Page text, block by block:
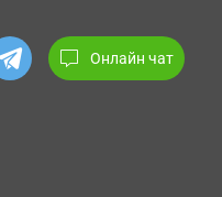
Онлайн чат